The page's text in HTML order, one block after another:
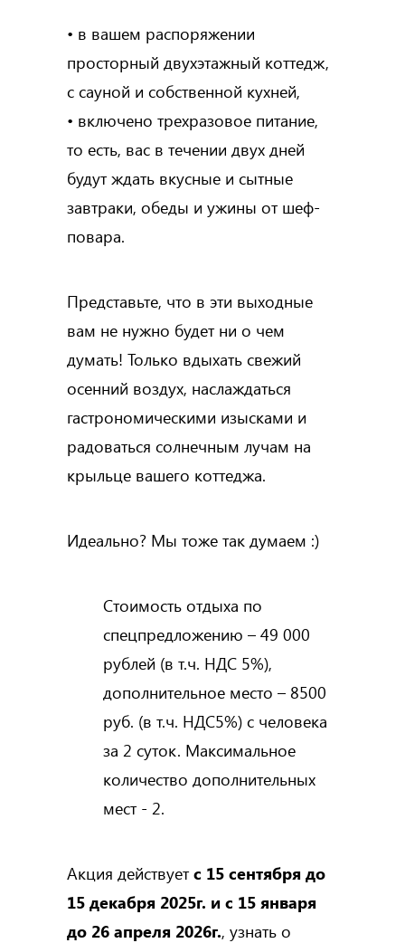
• в вашем распоряжении
просторный двухэтажный коттедж,
с сауной и собственной кухней,
• включено трехразовое питание,
то есть, вас в течении двух дней
будут ждать вкусные и сытные
завтраки, обеды и ужины от шеф-
повара.
Представьте, что в эти выходные
вам не нужно будет ни о чем
думать! Только вдыхать свежий
осенний воздух, наслаждаться
гастрономическими изысками и
радоваться солнечным лучам на
крыльце вашего коттеджа.
Идеально? Мы тоже так думаем :)
Стоимость отдыха по
спецпредложению – 49 000
рублей (в т.ч. НДС 5%),
дополнительное место – 8500
руб. (в т.ч. НДС5%) с человека
за 2 суток. Максимальное
количество дополнительных
мест - 2.
Акция действуетс 15 сентября до
15 декабря 2025г. и с 15 января
до 26 апреля 2026г., узнать о